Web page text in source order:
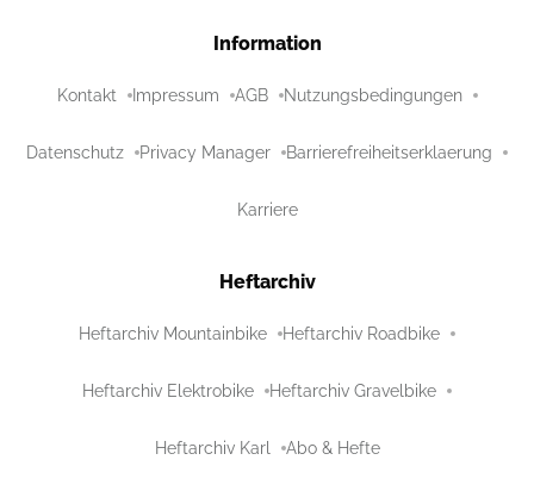
Information
Kontakt Impressum AGB Nutzungsbedingungen
Datenschutz Privacy Manager Barrierefreiheitserklaerung
Karriere
Heftarchiv
Heftarchiv Mountainbike Heftarchiv Roadbike
Heftarchiv Elektrobike Heftarchiv Gravelbike
Heftarchiv Karl Abo & Hefte